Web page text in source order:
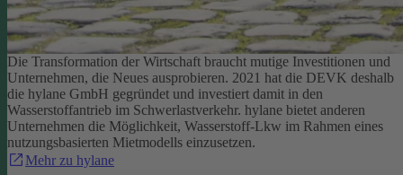
Die Transformation der Wirtschaft braucht mutige Investitionen und
Unternehmen, die Neues ausprobieren. 2021 hat die DEVK deshalb
die hylane GmbH gegründet und investiert damit in den
Wasserstoffantrieb im Schwerlastverkehr. hylane bietet anderen
Unternehmen die Möglichkeit, Wasserstoff-Lkw im Rahmen eines
nutzungsbasierten Mietmodells einzusetzen.
Mehr zu hylane